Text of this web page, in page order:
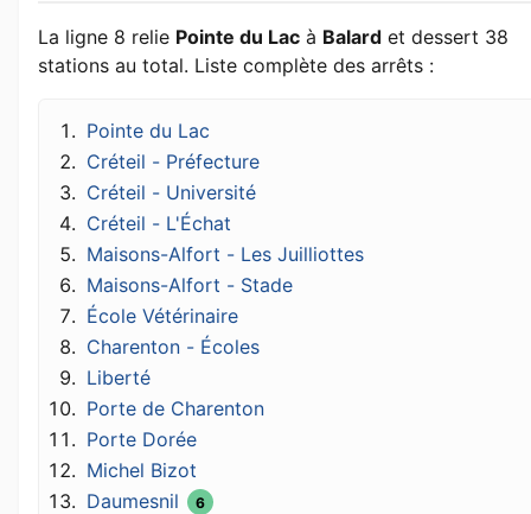
La ligne 8 relie Pointe du Lac à Balard et dessert 38
stations au total. Liste complète des arrêts :
Pointe du Lac
Créteil - Préfecture
Créteil - Université
Créteil - L'Échat
Maisons-Alfort - Les Juilliottes
Maisons-Alfort - Stade
École Vétérinaire
Charenton - Écoles
Liberté
Porte de Charenton
Porte Dorée
Michel Bizot
Daumesnil
6